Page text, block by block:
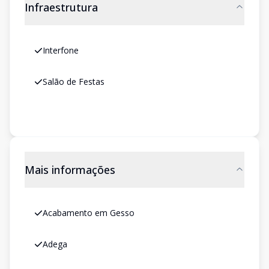
Infraestrutura
Interfone
Salão de Festas
Mais informações
Acabamento em Gesso
Adega